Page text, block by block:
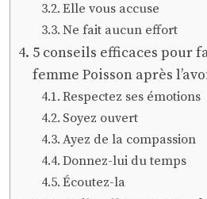
Elle vous accuse
Ne fait aucun effort
5 conseils efficaces pour
femme Poisson après
Respectez ses émotions
Soyez ouvert
Ayez de la compassion
Donnez-lui du temps
Écoutez-la